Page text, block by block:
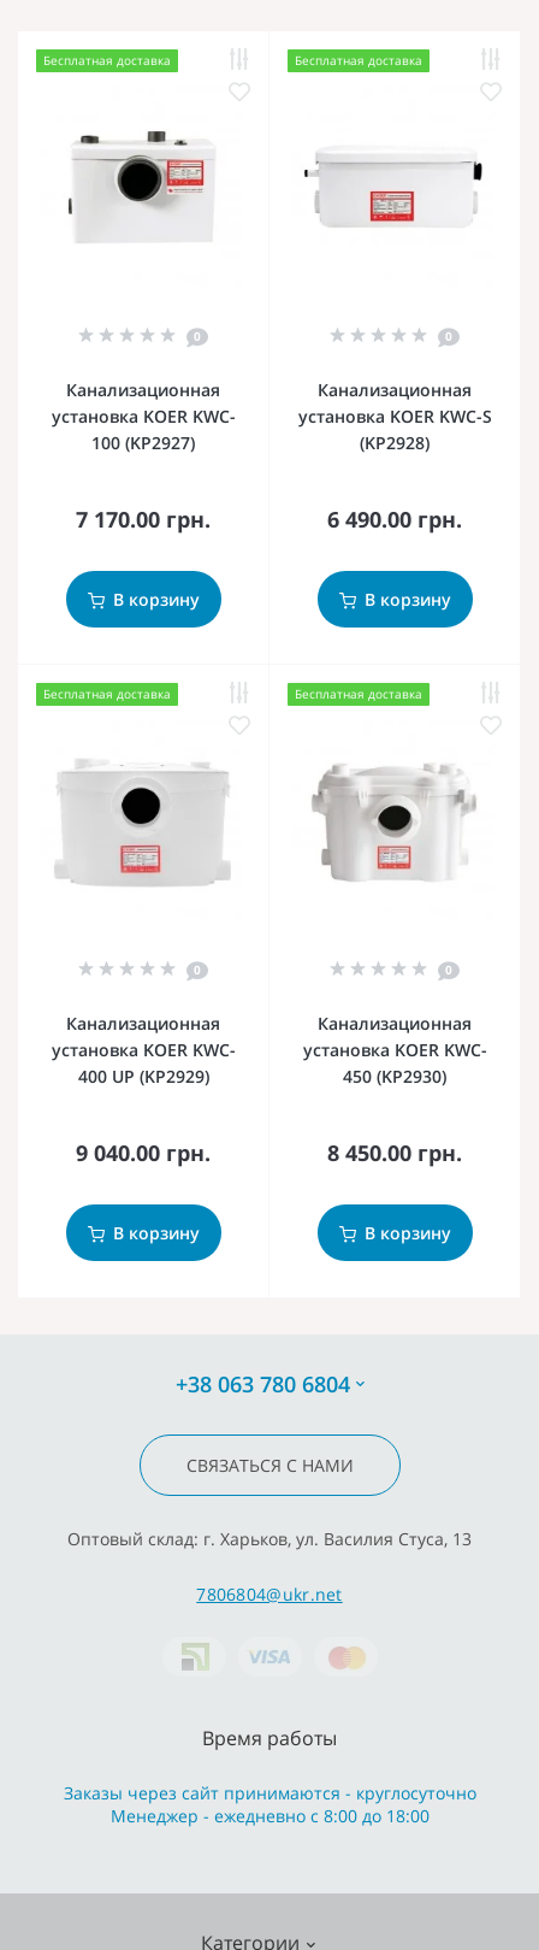
Бесплатная доставка
0
Канализационная
установка KOER KWC-
100 (KP2927)
7 170.00 грн.
В корзину
Бесплатная доставка
0
Канализационная
установка KOER KWC-S
(KP2928)
6 490.00 грн.
В корзину
Бесплатная доставка
0
Канализационная
установка KOER KWC-
400 UP (KP2929)
9 040.00 грн.
В корзину
Бесплатная доставка
0
Канализационная
установка KOER KWC-
450 (KP2930)
8 450.00 грн.
В корзину
+38 063 780 6804
СВЯЗАТЬСЯ С НАМИ
Оптовый склад: г. Харьков, ул. Василия Стуса, 13
7806804@ukr.net
Категории
Время работы
Заказы через сайт принимаются - круглосуточно
Менеджер - ежедневно с 8:00 до 18:00